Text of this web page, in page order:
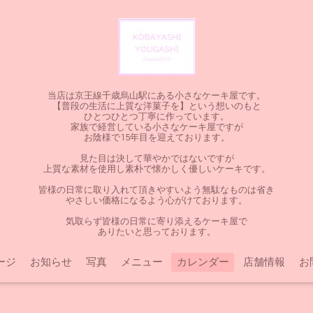
当店は京王線千歳烏山駅にある小さなケーキ屋です。
【普段の生活に上質な洋菓子を】という想いのもと
ひとつひとつ丁寧に作っています。
家族で経営している小さなケーキ屋ですが
お陰様で15年目を迎えております。
見た目は決して華やかではないですが
上質な素材を使用し素朴で懐かしく優しいケーキです。
皆様の日常に取り入れて頂きやすいよう無駄なものは省き
やさしい価格になるよう心がけております。
気取らず皆様の日常に寄り添えるケーキ屋で
ありたいと思っております。
ジ お知らせ 写真 メニュー カレンダー 店舗情報 お